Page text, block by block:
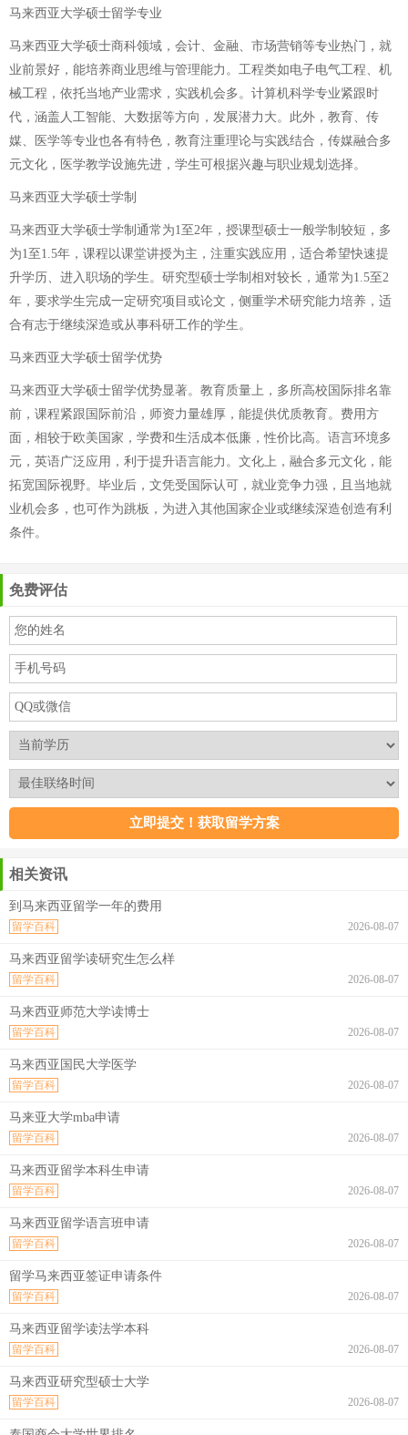
马来西亚大学硕士留学专业
马来西亚大学硕士商科领域，会计、金融、市场营销等专业热门，就
业前景好，能培养商业思维与管理能力。工程类如电子电气工程、机
械工程，依托当地产业需求，实践机会多。计算机科学专业紧跟时
代，涵盖人工智能、大数据等方向，发展潜力大。此外，教育、传
媒、医学等专业也各有特色，教育注重理论与实践结合，传媒融合多
元文化，医学教学设施先进，学生可根据兴趣与职业规划选择。
马来西亚大学硕士学制
马来西亚大学硕士学制通常为1至2年，授课型硕士一般学制较短，多
为1至1.5年，课程以课堂讲授为主，注重实践应用，适合希望快速提
升学历、进入职场的学生。研究型硕士学制相对较长，通常为1.5至2
年，要求学生完成一定研究项目或论文，侧重学术研究能力培养，适
合有志于继续深造或从事科研工作的学生。
马来西亚大学硕士留学优势
马来西亚大学硕士留学优势显著。教育质量上，多所高校国际排名靠
前，课程紧跟国际前沿，师资力量雄厚，能提供优质教育。费用方
面，相较于欧美国家，学费和生活成本低廉，性价比高。语言环境多
元，英语广泛应用，利于提升语言能力。文化上，融合多元文化，能
拓宽国际视野。毕业后，文凭受国际认可，就业竞争力强，且当地就
业机会多，也可作为跳板，为进入其他国家企业或继续深造创造有利
条件。
免费评估
相关资讯
到马来西亚留学一年的费用
2026-08-07
留学百科
马来西亚留学读研究生怎么样
2026-08-07
留学百科
马来西亚师范大学读博士
2026-08-07
留学百科
马来西亚国民大学医学
2026-08-07
留学百科
马来亚大学mba申请
2026-08-07
留学百科
马来西亚留学本科生申请
2026-08-07
留学百科
马来西亚留学语言班申请
2026-08-07
留学百科
留学马来西亚签证申请条件
2026-08-07
留学百科
马来西亚留学读法学本科
2026-08-07
留学百科
马来西亚研究型硕士大学
2026-08-07
留学百科